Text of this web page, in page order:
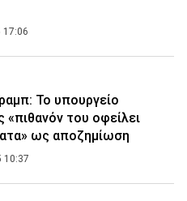
17:06
Το υπουργείο
«πιθανόν του οφείλει
ως αποζημίωση
10:37